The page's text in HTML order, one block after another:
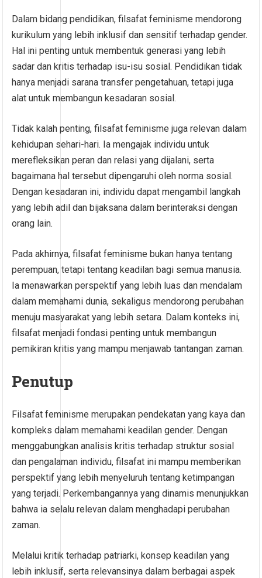
Dalam bidang pendidikan, filsafat feminisme mendorong
kurikulum yang lebih inklusif dan sensitif terhadap gender.
Hal ini penting untuk membentuk generasi yang lebih
sadar dan kritis terhadap isu-isu sosial. Pendidikan tidak
hanya menjadi sarana transfer pengetahuan, tetapi juga
alat untuk membangun kesadaran sosial.
Tidak kalah penting, filsafat feminisme juga relevan dalam
kehidupan sehari-hari. Ia mengajak individu untuk
merefleksikan peran dan relasi yang dijalani, serta
bagaimana hal tersebut dipengaruhi oleh norma sosial.
Dengan kesadaran ini, individu dapat mengambil langkah
yang lebih adil dan bijaksana dalam berinteraksi dengan
orang lain.
Pada akhirnya, filsafat feminisme bukan hanya tentang
perempuan, tetapi tentang keadilan bagi semua manusia.
Ia menawarkan perspektif yang lebih luas dan mendalam
dalam memahami dunia, sekaligus mendorong perubahan
menuju masyarakat yang lebih setara. Dalam konteks ini,
filsafat menjadi fondasi penting untuk membangun
pemikiran kritis yang mampu menjawab tantangan zaman.
Penutup
Filsafat feminisme merupakan pendekatan yang kaya dan
kompleks dalam memahami keadilan gender. Dengan
menggabungkan analisis kritis terhadap struktur sosial
dan pengalaman individu, filsafat ini mampu memberikan
perspektif yang lebih menyeluruh tentang ketimpangan
yang terjadi. Perkembangannya yang dinamis menunjukkan
bahwa ia selalu relevan dalam menghadapi perubahan
zaman.
Melalui kritik terhadap patriarki, konsep keadilan yang
lebih inklusif, serta relevansinya dalam berbagai aspek